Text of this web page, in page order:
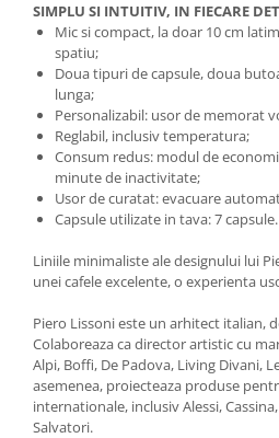
SIMPLU SI INTUITIV, IN FIECARE
Mic si compact, la doar 10 cm
spatiu;
Doua tipuri de capsule, doua
lunga;
Personalizabil: usor de memorat
Reglabil, inclusiv temperatura;
Consum redus: modul de
minute de inactivitate;
Usor de curatat: evacuare
Capsule utilizate in tava: 7 capsule.
Liniile minimaliste ale designului lui
unei cafele excelente, o experienta
Piero Lissoni este un arhitect italian,
Colaboreaza ca director artistic cu
Alpi, Boffi, De Padova, Living Divani,
asemenea, proiecteaza produse
internationale, inclusiv Alessi,
Salvatori.